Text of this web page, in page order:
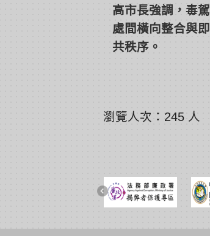
高市長強調，毒
處間橫向整合與
共秩序。
瀏覽人次：245